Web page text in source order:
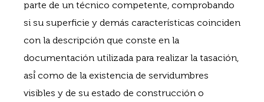
parte de un técnico competente, comprobando
si su superficie y demás características coinciden
con la descripción que conste en la
documentación utilizada para realizar la tasación,
así́ como de la existencia de servidumbres
visibles y de su estado de construcción o